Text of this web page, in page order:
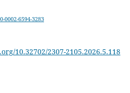
0002-6594-3283
10.32702/2307-2105.2026.5.118